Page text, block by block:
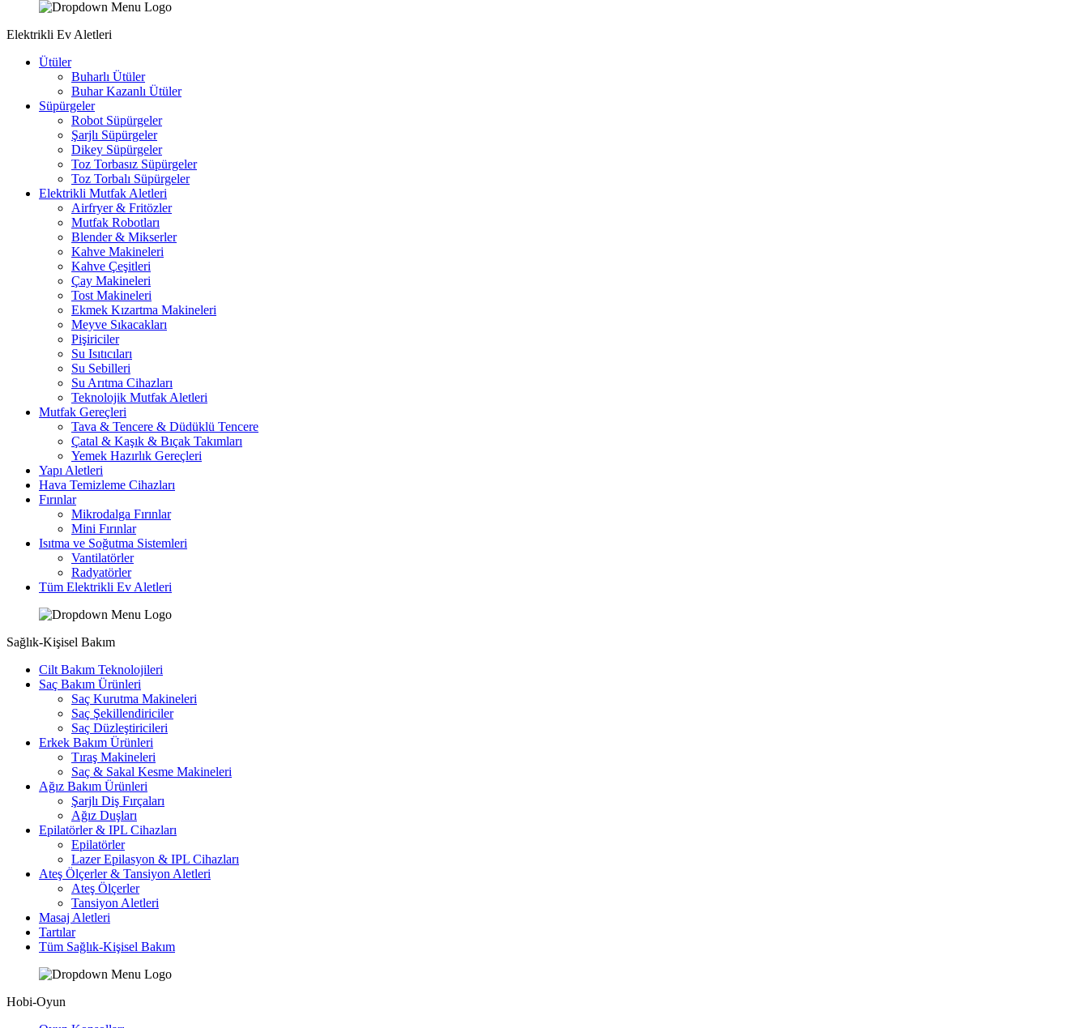
Elektrikli Ev Aletleri
Ütüler
Buharlı Ütüler
Buhar Kazanlı Ütüler
Süpürgeler
Robot Süpürgeler
Şarjlı Süpürgeler
Dikey Süpürgeler
Toz Torbasız Süpürgeler
Toz Torbalı Süpürgeler
Elektrikli Mutfak Aletleri
Airfryer & Fritözler
Mutfak Robotları
Blender & Mikserler
Kahve Makineleri
Kahve Çeşitleri
Çay Makineleri
Tost Makineleri
Ekmek Kızartma Makineleri
Meyve Sıkacakları
Pişiriciler
Su Isıtıcıları
Su Sebilleri
Su Arıtma Cihazları
Teknolojik Mutfak Aletleri
Mutfak Gereçleri
Tava & Tencere & Düdüklü Tencere
Çatal & Kaşık & Bıçak Takımları
Yemek Hazırlık Gereçleri
Yapı Aletleri
Hava Temizleme Cihazları
Fırınlar
Mikrodalga Fırınlar
Mini Fırınlar
Isıtma ve Soğutma Sistemleri
Vantilatörler
Radyatörler
Tüm Elektrikli Ev Aletleri
Sağlık-Kişisel Bakım
Cilt Bakım Teknolojileri
Saç Bakım Ürünleri
Saç Kurutma Makineleri
Saç Şekillendiriciler
Saç Düzleştiricileri
Erkek Bakım Ürünleri
Tıraş Makineleri
Saç & Sakal Kesme Makineleri
Ağız Bakım Ürünleri
Şarjlı Diş Fırçaları
Ağız Duşları
Epilatörler & IPL Cihazları
Epilatörler
Lazer Epilasyon & IPL Cihazları
Ateş Ölçerler & Tansiyon Aletleri
Ateş Ölçerler
Tansiyon Aletleri
Masaj Aletleri
Tartılar
Tüm Sağlık-Kişisel Bakım
Hobi-Oyun